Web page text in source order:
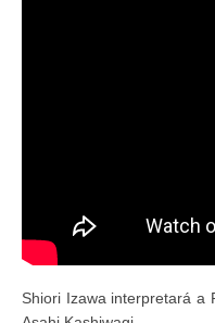
Shiori Izawa interpretará a